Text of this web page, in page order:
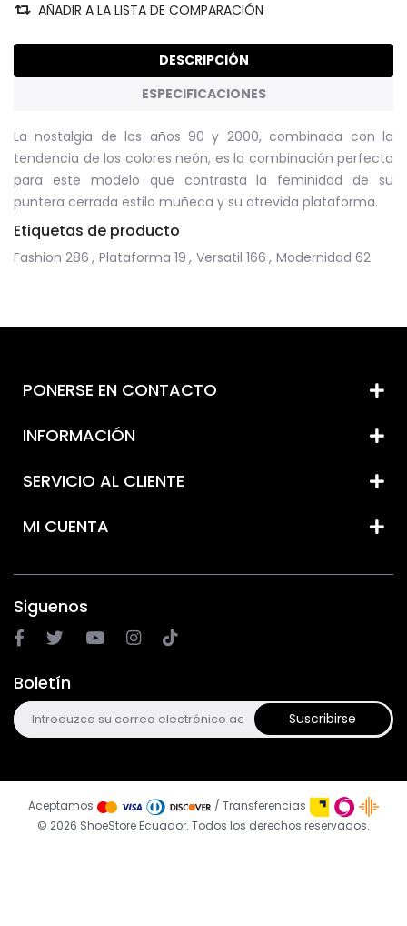
AÑADIR A LA LISTA DE COMPARACIÓN
DESCRIPCIÓN
ESPECIFICACIONES
La nostalgia de los años 90 y 2000, combinada con la
tendencia de los colores neón, es la combinación perfecta
para este modelo que contrasta la feminidad de su
puntera cerrada estilo muñeca y su atrevida plataforma.
Etiquetas de producto
Fashion 286 , Plataforma 19 , Versatil 166 , Modernidad 62
PONERSE EN CONTACTO
INFORMACIÓN
SERVICIO AL CLIENTE
MI CUENTA
Siguenos
Boletín
Suscribirse
© 2026 ShoeStore Ecuador. Todos los derechos reservados.
Aceptamos / Transferencias